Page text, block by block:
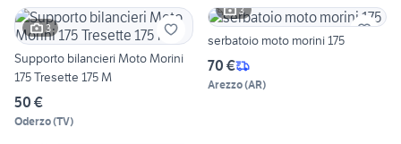
3
Supporto bilancieri Moto Morini
175 Tresette 175 M
50 €
Oderzo(TV)
3
serbatoio moto morini 175
70 €
Arezzo(AR)